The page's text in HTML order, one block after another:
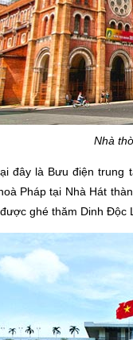
Nhà
đây là Bưu điện
Pháp tại Nhà Hát
ghé thăm Dinh Độc